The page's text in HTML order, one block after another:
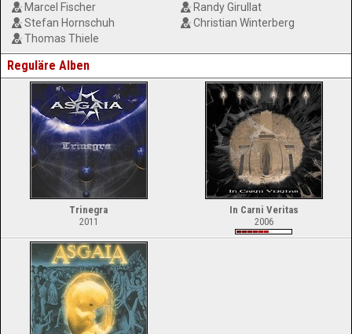
Marcel Fischer
Stefan Hornschuh
Thomas Thiele
Randy Girullat
Christian Winterberg
Reguläre Alben
Trinegra
2011
In Carni Veritas
2006